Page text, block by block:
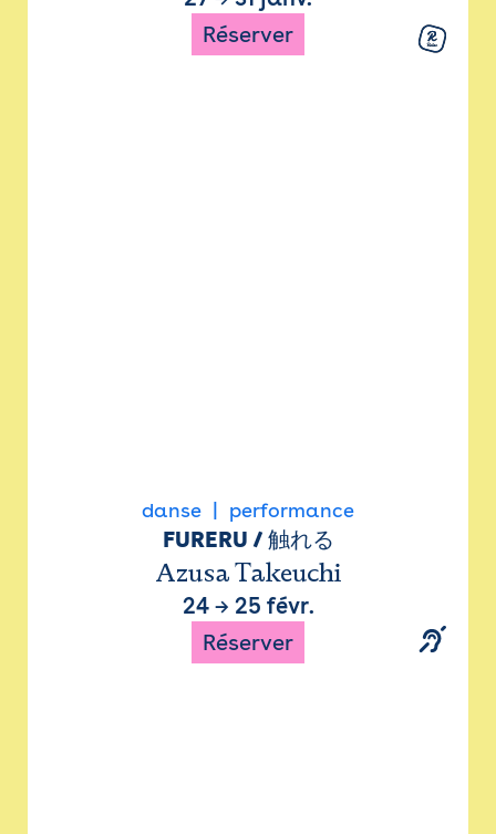
Réserver
danse performance
FURERU / 触れる
Azusa Takeuchi
24→ 25 févr.
Réserver